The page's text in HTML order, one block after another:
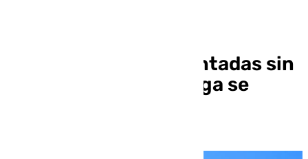
Más de la mitad de pintadas sin
autorización en Málaga se